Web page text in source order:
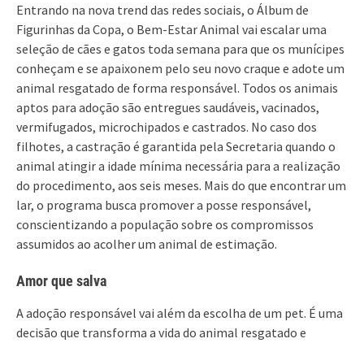
Entrando na nova trend das redes sociais, o Álbum de
Figurinhas da Copa, o Bem-Estar Animal vai escalar uma
seleção de cães e gatos toda semana para que os munícipes
conheçam e se apaixonem pelo seu novo craque e adote um
animal resgatado de forma responsável. Todos os animais
aptos para adoção são entregues saudáveis, vacinados,
vermifugados, microchipados e castrados. No caso dos
filhotes, a castração é garantida pela Secretaria quando o
animal atingir a idade mínima necessária para a realização
do procedimento, aos seis meses. Mais do que encontrar um
lar, o programa busca promover a posse responsável,
conscientizando a população sobre os compromissos
assumidos ao acolher um animal de estimação.
Amor que salva
A adoção responsável vai além da escolha de um pet. É uma
decisão que transforma a vida do animal resgatado e